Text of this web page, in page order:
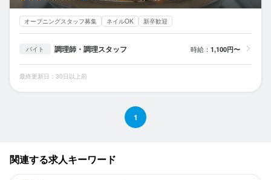
オープニングスタッフ募集 ネイルOK 新卒歓迎
バイト 調理師・調理スタッフ 時給： 1,100円〜
最終更新日：30日以上前
1
関連する求人キーワード